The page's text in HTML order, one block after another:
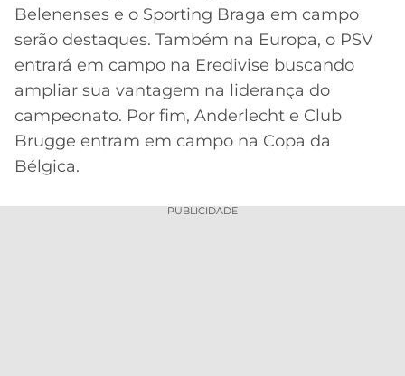
Belenenses e o Sporting Braga em campo
serão destaques. Também na Europa, o PSV
entrará em campo na Eredivise buscando
ampliar sua vantagem na liderança do
campeonato. Por fim, Anderlecht e Club
Brugge entram em campo na Copa da
Bélgica.
PUBLICIDADE